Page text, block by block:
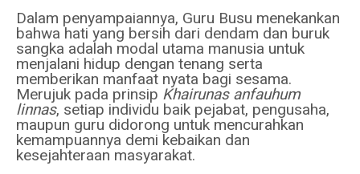
Dalam penyampaiannya, Guru Busu menekankan
bahwa hati yang bersih dari dendam dan buruk
sangka adalah modal utama manusia untuk
menjalani hidup dengan tenang serta
memberikan manfaat nyata bagi sesama.
Merujuk pada prinsip Khairunas anfauhum
linnas, setiap individu baik pejabat, pengusaha,
maupun guru didorong untuk mencurahkan
kemampuannya demi kebaikan dan
kesejahteraan masyarakat.